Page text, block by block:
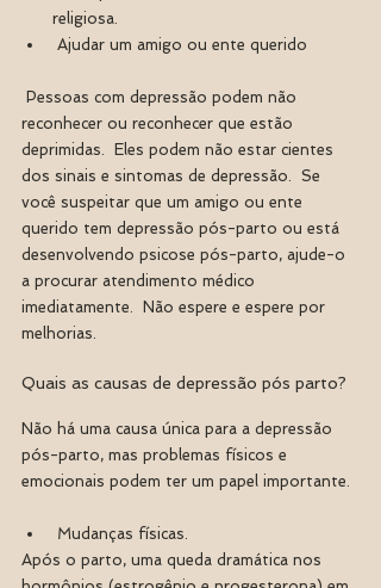
religiosa.
Ajudar um amigo ou ente querido
reconhecer ou reconhecer que estão
deprimidas.  Eles podem não estar cientes
dos sinais e sintomas de depressão.  Se
você suspeitar que um amigo ou ente
querido tem depressão pós-parto ou está
desenvolvendo psicose pós-parto, ajude-o
a procurar atendimento médico
imediatamente.  Não espere e espere por
melhorias.
Quais as causas de depressão pós parto?
Não há uma causa única para a depressão
pós-parto, mas problemas físicos e
emocionais podem ter um papel importante.
Mudanças físicas.
Após o parto, uma queda dramática nos